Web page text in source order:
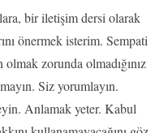
bir iletişim dersi olarak
önermek isterim. Sempati
zorunda olmadığınız
Siz yorumlayın.
Anlamak yeter. Kabul